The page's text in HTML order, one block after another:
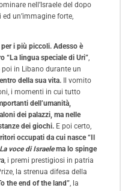
nell’Israele del dopo
un’immagine forte,
i più piccoli. Adesso è
“La lingua speciale di Uri”,
in Libano durante un
della sua vita. Il vomito
i momenti in cui tutto
dell’umanità,
dei palazzi, ma nelle
dei giochi. E poi certo,
occupati da cui nasce “Il
La voce di Israelema lo spinge
, i premi prestigiosi in patria
la strenua difesa della
the end of the land”, la